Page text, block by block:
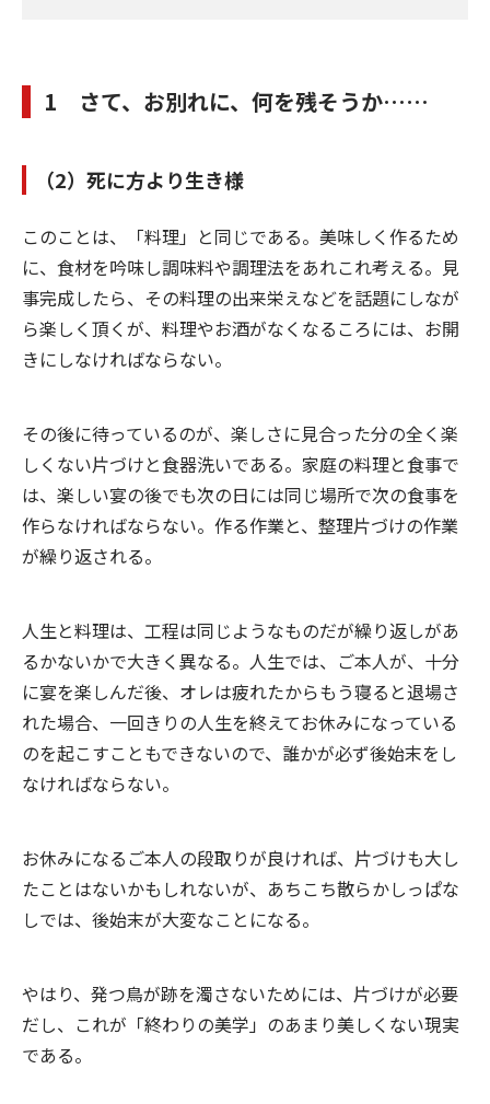
1 さて、お別れに、何を残そうか……
（2）死に方より生き様
このことは、「料理」と同じである。美味しく作るため
に、食材を吟味し調味料や調理法をあれこれ考える。見
事完成したら、その料理の出来栄えなどを話題にしなが
ら楽しく頂くが、料理やお酒がなくなるころには、お開
きにしなければならない。
その後に待っているのが、楽しさに見合った分の全く楽
しくない片づけと食器洗いである。家庭の料理と食事で
は、楽しい宴の後でも次の日には同じ場所で次の食事を
作らなければならない。作る作業と、整理片づけの作業
が繰り返される。
人生と料理は、工程は同じようなものだが繰り返しがあ
るかないかで大きく異なる。人生では、ご本人が、十分
に宴を楽しんだ後、オレは疲れたからもう寝ると退場さ
れた場合、一回きりの人生を終えてお休みになっている
のを起こすこともできないので、誰かが必ず後始末をし
なければならない。
お休みになるご本人の段取りが良ければ、片づけも大し
たことはないかもしれないが、あちこち散らかしっぱな
しでは、後始末が大変なことになる。
やはり、発つ鳥が跡を濁さないためには、片づけが必要
だし、これが「終わりの美学」のあまり美しくない現実
である。